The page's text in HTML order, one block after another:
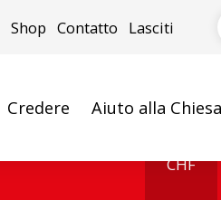
Shop Contatto Lasciti
Credere Aiuto alla
CHF